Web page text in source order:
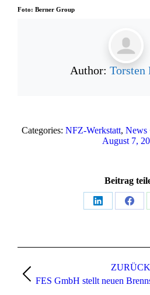
Foto: Berner Group
Author: Torsten
Categories: NFZ-Werkstatt, News
August 7,
Beitrag
Teilen
ZURÜCK
FES GmbH stellt neuen